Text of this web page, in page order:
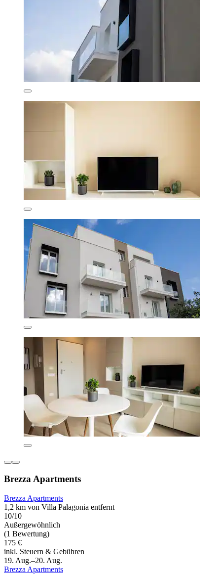
Brezza Apartments
Brezza Apartments
1,2 km von Villa Palagonia entfernt
10/10
Außergewöhnlich
(1 Bewertung)
175 €
inkl. Steuern & Gebühren
19. Aug.–20. Aug.
Brezza Apartments